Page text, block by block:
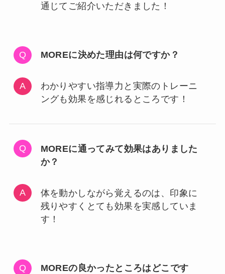
通じてご紹介いただきました！
MOREに決めた理由は何ですか？
わかりやすい指導力と実際のトレーニ
ングも効果を感じれるところです！
MOREに通ってみて効果はありました
か？
体を動かしながら覚えるのは、印象に
残りやすくとても効果を実感していま
す！
MOREの良かったところはどこです